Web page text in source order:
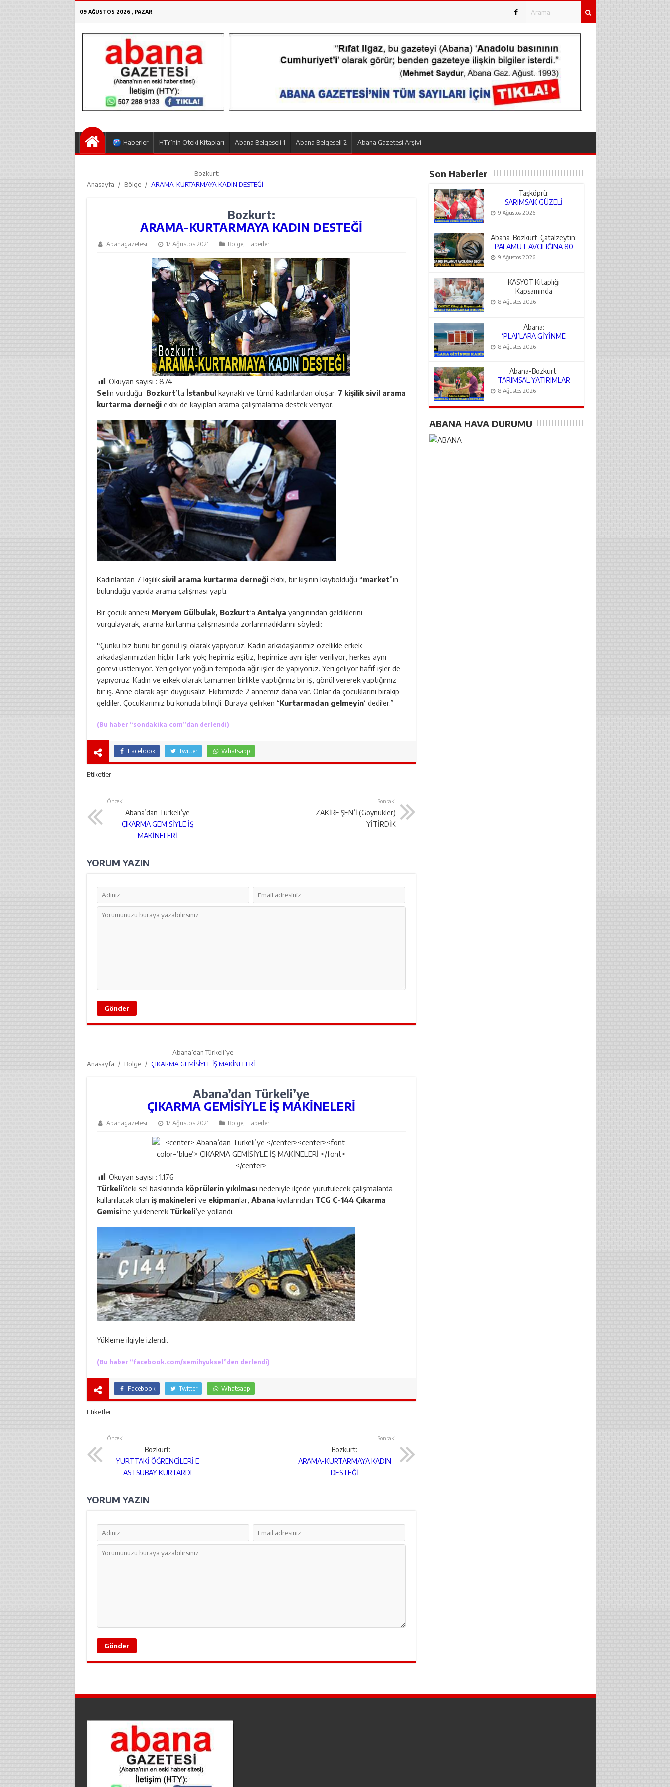
09 AĞUSTOS 2026 , PAZAR
.
Haberler HTY’nin Öteki Kitapları Abana Belgeseli 1 Abana Belgeseli 2 Abana Gazetesi Arşivi
Anasayfa / Bölge /
Bozkurt:
ARAMA-KURTARMAYA KADIN DESTEĞİ
Bozkurt:
ARAMA-KURTARMAYA KADIN DESTEĞİ
Abanagazetesi 17 Ağustos 2021 Bölge, Haberler
Okuyan sayısı : 874
Selin vurduğu Bozkurt’ta İstanbulkaynaklı ve tümü kadınlardan oluşan 7 kişilik sivil arama
kurtarma derneğiekibi de kayıpları arama çalışmalarına destek veriyor.
Kadınlardan 7 kişilik sivil arama kurtarma derneğiekibi, bir kişinin kaybolduğu “market”in
bulunduğu yapıda arama çalışması yaptı.
Bir çocuk annesi Meryem Gülbulak, Bozkurt‘a Antalya yangınından geldiklerini
vurgulayarak, arama kurtarma çalışmasında zorlanmadıklarını söyledi:
“Çünkü biz bunu bir gönül işi olarak yapıyoruz. Kadın arkadaşlarımız özellikle erkek
arkadaşlarımızdan hiçbir farkı yok; hepimiz eşitiz, hepimize aynı işler veriliyor, herkes aynı
görevi üstleniyor. Yeri geliyor yoğun tempoda ağır işler de yapıyoruz. Yeri geliyor hafif işler de
yapıyoruz. Kadın ve erkek olarak tamamen birlikte yaptığımız bir iş, gönül vererek yaptığımız
bir iş. Anne olarak aşırı duygusalız. Ekibimizde 2 annemiz daha var. Onlar da çocuklarını bırakıp
geldiler. Çocuklarımız bu konuda bilinçli. Buraya gelirken ‘Kurtarmadan gelmeyin‘ dediler.”
(Bu haber “sondakika.com”dan derlendi)
Facebook Twitter Whatsapp
Etiketler
Önceki
Abana’dan Türkeli’ye
ÇIKARMA GEMİSİYLE İŞ
MAKİNELERİ
Sonraki
ZAKİRE ŞEN’İ (Göynükler)
YİTİRDİK
YORUM YAZIN
Anasayfa / Bölge /
Abana’dan Türkeli’ye
ÇIKARMA GEMİSİYLE İŞ MAKİNELERİ
Abana’dan Türkeli’ye
ÇIKARMA GEMİSİYLE İŞ MAKİNELERİ
Abanagazetesi 17 Ağustos 2021 Bölge, Haberler
Okuyan sayısı : 1.176
Türkeli’deki sel baskınında köprülerin yıkılmasınedeniyle ilçede yürütülecek çalışmalarda
kullanılacak olan iş makinelerive ekipmanlar, Abana kıyılarından TCG Ç-144 Çıkarma
Gemisi‘ne yüklenerek Türkeli’ye yollandı.
Yükleme ilgiyle izlendi.
(Bu haber “facebook.com/semihyuksel”den derlendi)
Facebook Twitter Whatsapp
Etiketler
Önceki
Bozkurt:
YURTTAKİ ÖĞRENCİLERİ E
ASTSUBAY KURTARDI
Sonraki
Bozkurt:
ARAMA-KURTARMAYA KADIN
DESTEĞİ
YORUM YAZIN
Son Haberler
Taşköprü:
SARIMSAK GÜZELİ
KOLOMBİYA’DAN
9 Ağustos 2026
Abana-Bozkurt-Çatalzeytin:
PALAMUT AVCILIĞINA 80
BİN TL CEZA
9 Ağustos 2026
KASYOT Kitaplığı
Kapsamında
ABANALI YAZARLARLA
8 Ağustos 2026
Abana:
‘PLAJ’LARA GİYİNME
KABİNLERİ
8 Ağustos 2026
Abana-Bozkurt:
TARIMSAL YATIRIMLAR
DENETLENDİ
8 Ağustos 2026
ABANA HAVA DURUMU